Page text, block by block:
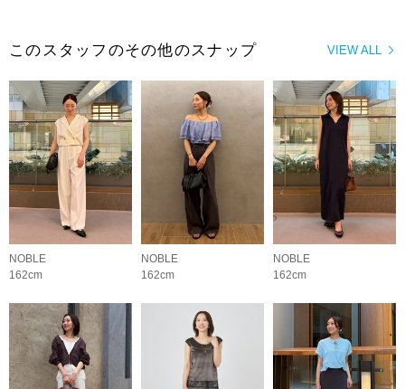
VIEW ALL
このスタッフのその他のスナップ
NOBLE
162cm
NOBLE
162cm
NOBLE
162cm